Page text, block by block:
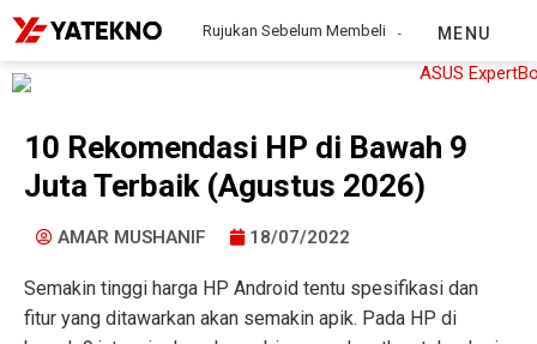
Rujukan Sebelum Membeli MENU
10 Rekomendasi HP di Bawah 9
Juta Terbaik (Agustus 2026)
AMAR MUSHANIF 18/07/2022
Semakin tinggi harga HP Android tentu spesifikasi dan
fitur yang ditawarkan akan semakin apik. Pada HP di